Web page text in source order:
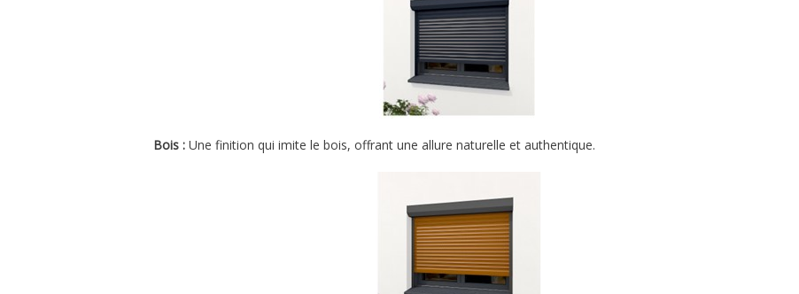
Bois : Une finition qui imite le bois, offrant une allure naturelle et authentique.